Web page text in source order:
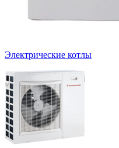
Электрические котлы